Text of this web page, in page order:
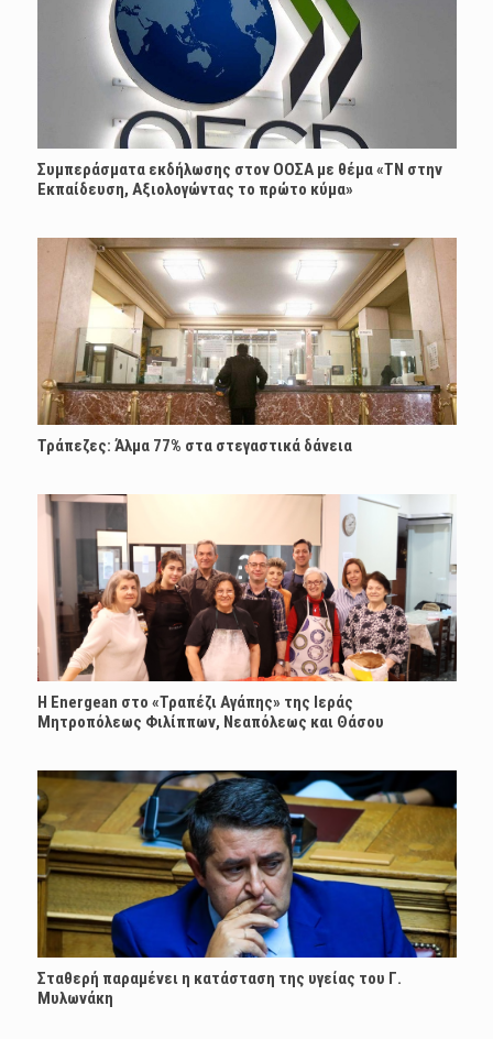
Συμπεράσματα εκδήλωσης στον ΟΟΣΑ με θέμα «ΤΝ στην
Εκπαίδευση, Αξιολογώντας το πρώτο κύμα»
Τράπεζες: Άλμα 77% στα στεγαστικά δάνεια
H Energean στο «Τραπέζι Αγάπης» της Ιεράς
Μητροπόλεως Φιλίππων, Νεαπόλεως και Θάσου
Σταθερή παραμένει η κατάσταση της υγείας του Γ.
Μυλωνάκη